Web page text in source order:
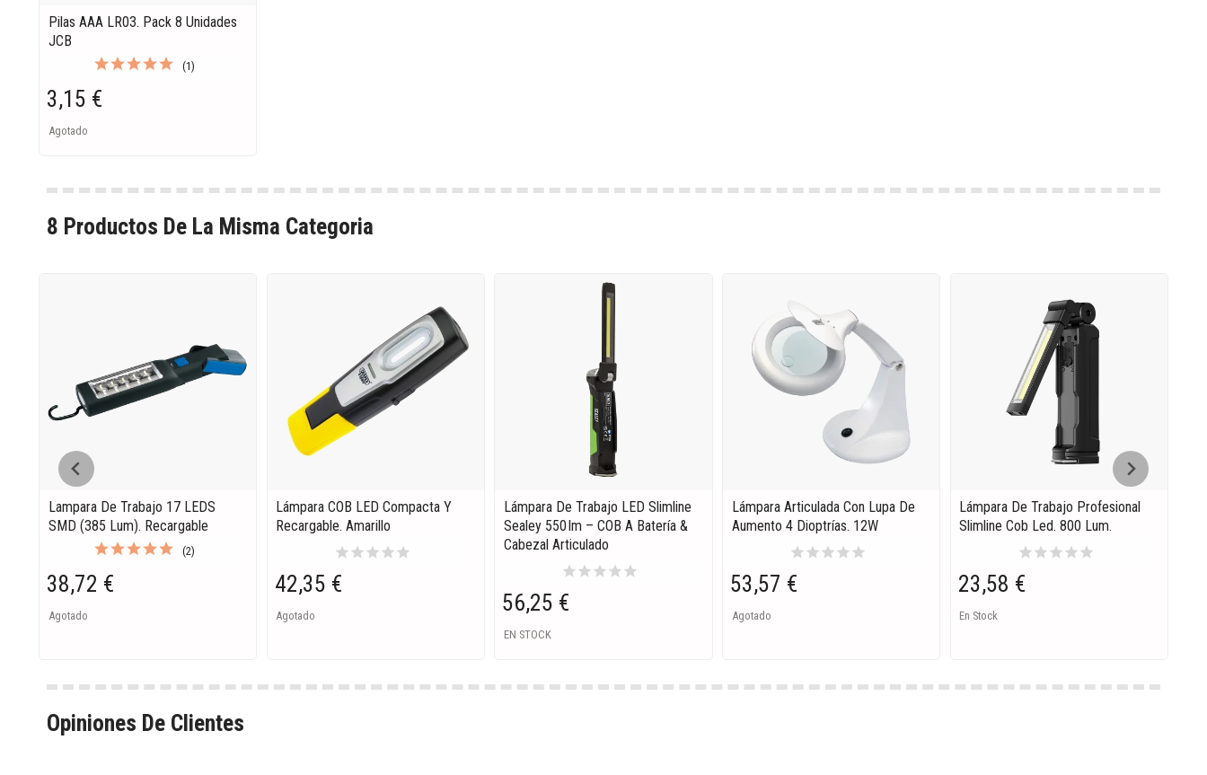
Pilas AAA LR03. Pack 8 Unidades
JCB
(1)
3,15 €
Agotado
8 Productos De La Misma Categoria
Lampara De Trabajo 17 LEDS
SMD (385 Lum). Recargable
(2)
38,72 €
Agotado
Lámpara COB LED Compacta Y
Recargable. Amarillo
starstarstarstarstar
42,35 €
Agotado
Lámpara De Trabajo LED Slimline
Sealey 550 Lm – COB A Batería &
Cabezal Articulado
starstarstarstarstar
56,25 €
EN STOCK
Lámpara Articulada Con Lupa De
Aumento 4 Dioptrías. 12W
starstarstarstarstar
53,57 €
Agotado
Lámpara De Trabajo Profesional
Slimline Cob Led. 800 Lum.
starstarstarstarstar
23,58 €
En Stock
Opiniones De Clientes